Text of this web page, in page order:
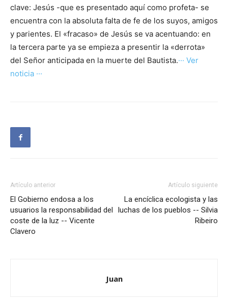
clave: Jesús -que es presentado aquí como profeta- se
encuentra con la absoluta falta de fe de los suyos, amigos
y parientes. El «fracaso» de Jesús se va acentuando: en
la tercera parte ya se empieza a presentir la «derrota»
del Señor anticipada en la muerte del Bautista.··· Ver
noticia ···
Artículo anterior
El Gobierno endosa a los
usuarios la responsabilidad del
coste de la luz -- Vicente
Clavero
Artículo siguiente
La encíclica ecologista y las
luchas de los pueblos -- Silvia
Ribeiro
Juan